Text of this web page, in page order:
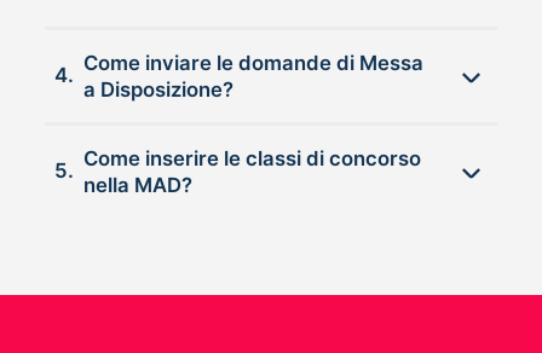
4.
Come inviare le domande di Messa
a Disposizione?
5.
Come inserire le classi di concorso
nella MAD?